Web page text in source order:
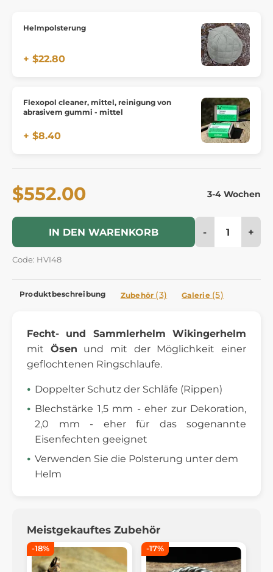
Helmpolsterung
+ $22.80
Flexopol cleaner, mittel, reinigung von
abrasivem gummi - mittel
+ $8.40
$552.00 3-4 Wochen
IN DEN WARENKORB - +
Code: HVI48
Produktbeschreibung Zubehör (3) Galerie (5)
Fecht- und Sammlerhelm Wikingerhelm
mit Ösen und mit der Möglichkeit einer
geflochtenen Ringschlaufe.
Doppelter Schutz der Schläfe (Rippen)
Blechstärke 1,5 mm - eher zur Dekoration,
2,0 mm - eher für das sogenannte
Eisenfechten geeignet
Verwenden Sie die Polsterung unter dem
Helm
Meistgekauftes Zubehör
-18% -17%